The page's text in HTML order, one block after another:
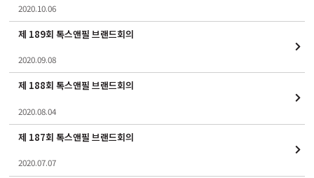
2020.10.06
제 189회 톡스앤필 브랜드회의
2020.09.08
제 188회 톡스앤필 브랜드회의
2020.08.04
제 187회 톡스앤필 브랜드회의
2020.07.07